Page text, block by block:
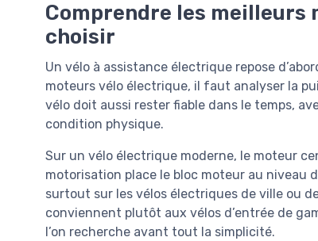
Comprendre les meilleurs
choisir
Un vélo à assistance électrique repose
moteurs vélo électrique, il faut analyser la
vélo doit aussi rester fiable dans le temps,
condition physique.
Sur un vélo électrique moderne, le moteur
motorisation place le bloc moteur au niveau
surtout sur les vélos électriques de ville ou
conviennent plutôt aux vélos d’entrée de
l’on recherche avant tout la simplicité.